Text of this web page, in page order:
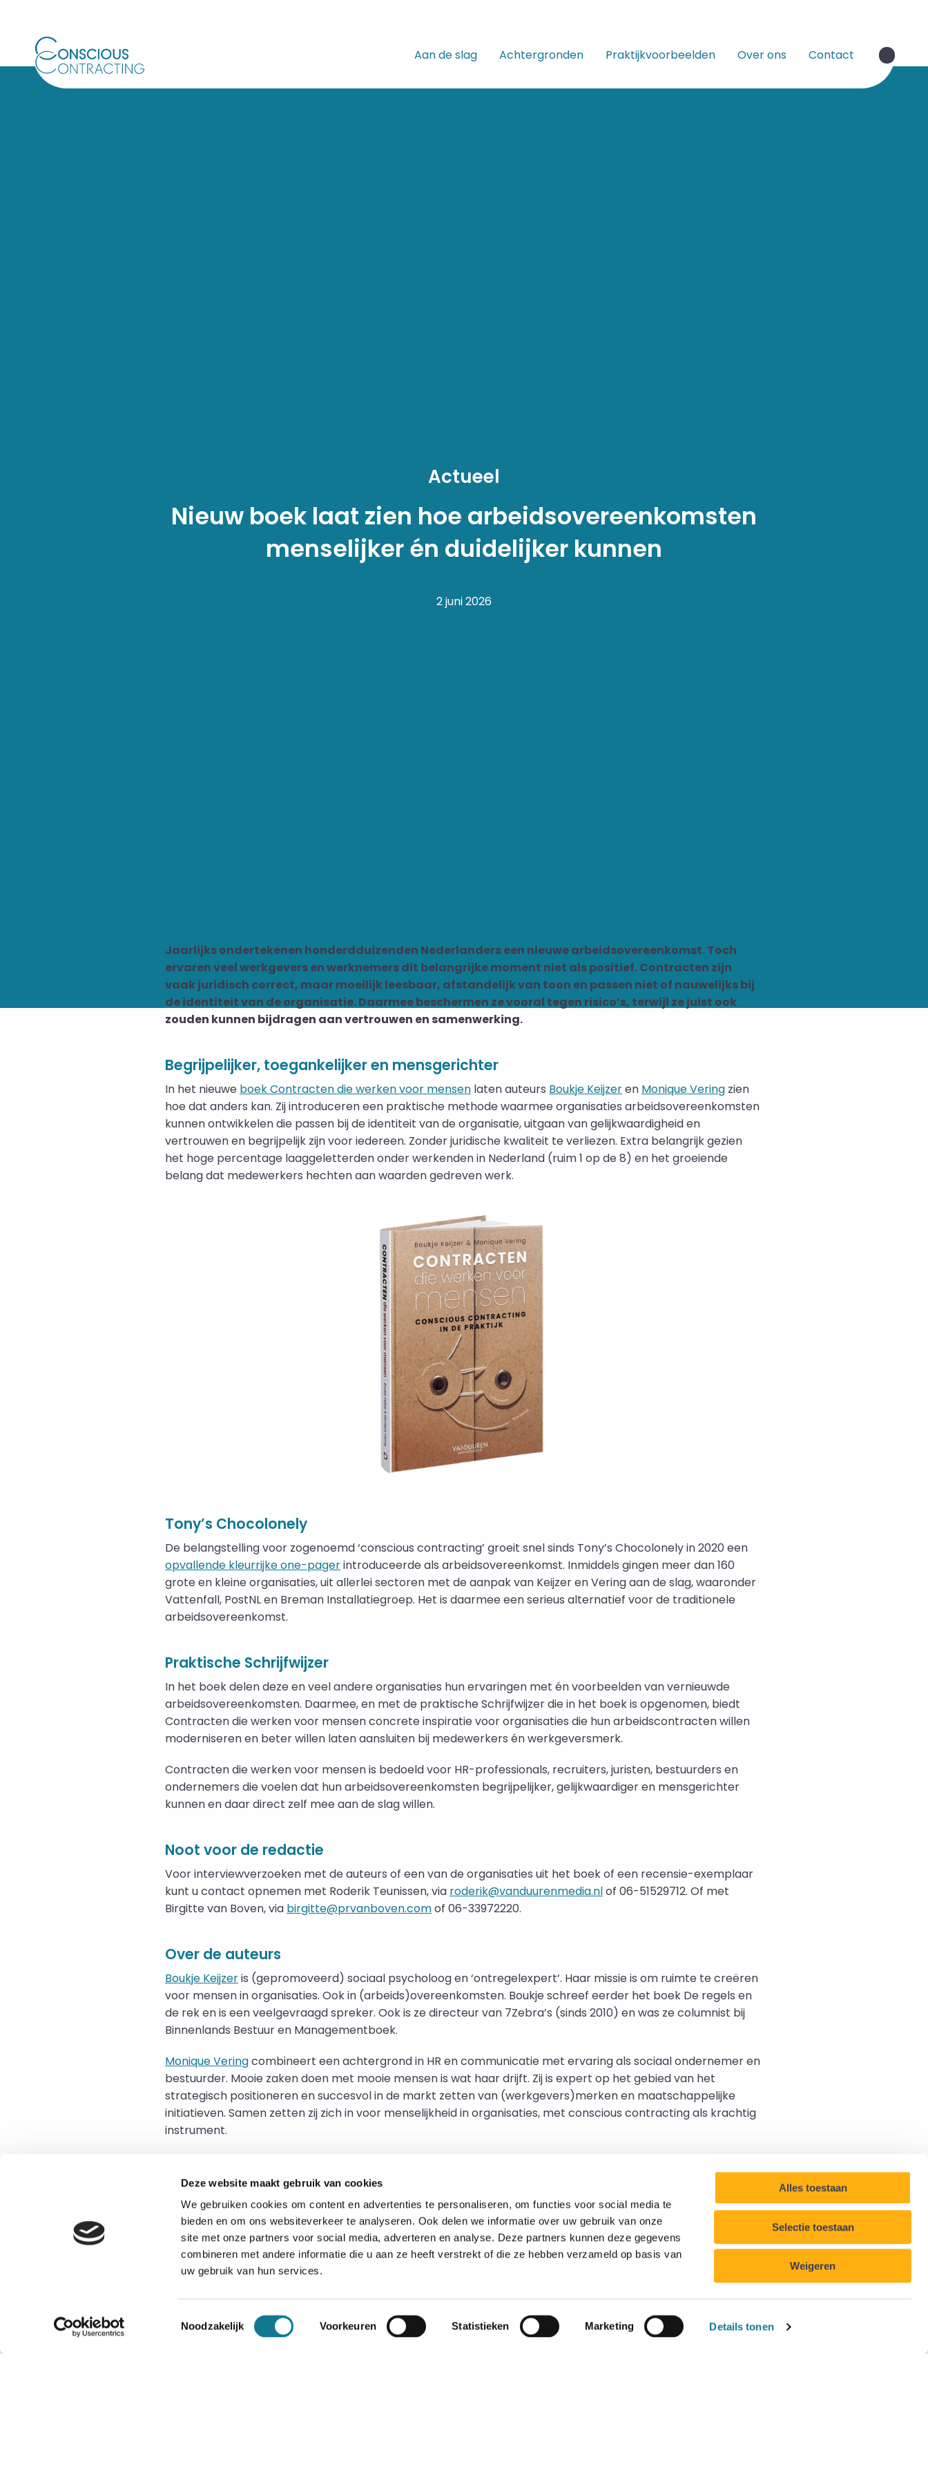
Deze website maakt gebruik van cookies
We gebruiken cookies om content en advertenties te personaliseren, om functies voor social media te
bieden en om ons websiteverkeer te analyseren. Ook delen we informatie over uw gebruik van onze
site met onze partners voor social media, adverteren en analyse. Deze partners kunnen deze gegevens
combineren met andere informatie die u aan ze heeft verstrekt of die ze hebben verzameld op basis van
uw gebruik van hun services.
Toestemmingsselectie
Noodzakelijk Voorkeuren Statistieken Marketing Details tonen
Alles toestaan
Selectie toestaan
Weigeren
Aan de slag Achtergronden Praktijkvoorbeelden Over ons Contact Zoek
knop
Actueel
Nieuw boek laat zien hoe arbeidsovereenkomsten
menselijker én duidelijker kunnen
2 juni 2026
Jaarlijks ondertekenen honderdduizenden Nederlanders een nieuwe arbeidsovereenkomst. Toch
ervaren veel werkgevers en werknemers dit belangrijke moment niet als positief. Contracten zijn
vaak juridisch correct, maar moeilijk leesbaar, afstandelijk van toon en passen niet of nauwelijks bij
de identiteit van de organisatie. Daarmee beschermen ze vooral tegen risico’s, terwijl ze juist ook
zouden kunnen bijdragen aan vertrouwen en samenwerking.
Begrijpelijker, toegankelijker en mensgerichter
In het nieuwe boek Contracten die werken voor mensen laten auteurs Boukje Keijzeren Monique Vering zien
hoe dat anders kan. Zij introduceren een praktische methode waarmee organisaties arbeidsovereenkomsten
kunnen ontwikkelen die passen bij de identiteit van de organisatie, uitgaan van gelijkwaardigheid en
vertrouwen en begrijpelijk zijn voor iedereen. Zonder juridische kwaliteit te verliezen. Extra belangrijk gezien
het hoge percentage laaggeletterden onder werkenden in Nederland (ruim 1 op de 8) en het groeiende
belang dat medewerkers hechten aan waarden gedreven werk.
Tony’s Chocolonely
De belangstelling voor zogenoemd ‘conscious contracting’ groeit snel sinds Tony’s Chocolonely in 2020 een
opvallende kleurrijke one-pagerintroduceerde als arbeidsovereenkomst. Inmiddels gingen meer dan 160
grote en kleine organisaties, uit allerlei sectoren met de aanpak van Keijzer en Vering aan de slag, waaronder
Vattenfall, PostNL en Breman Installatiegroep. Het is daarmee een serieus alternatief voor de traditionele
arbeidsovereenkomst.
Praktische Schrijfwijzer
In het boek delen deze en veel andere organisaties hun ervaringen met én voorbeelden van vernieuwde
arbeidsovereenkomsten. Daarmee, en met de praktische Schrijfwijzer die in het boek is opgenomen, biedt
Contracten die werken voor mensen concrete inspiratie voor organisaties die hun arbeidscontracten willen
moderniseren en beter willen laten aansluiten bij medewerkers én werkgeversmerk.
Contracten die werken voor mensen is bedoeld voor HR-professionals, recruiters, juristen, bestuurders en
ondernemers die voelen dat hun arbeidsovereenkomsten begrijpelijker, gelijkwaardiger en mensgerichter
kunnen en daar direct zelf mee aan de slag willen.
Noot voor de redactie
Voor interviewverzoeken met de auteurs of een van de organisaties uit het boek of een recensie-exemplaar
kunt u contact opnemen met Roderik Teunissen, via roderik@vanduurenmedia.nlof 06-51529712. Of met
Birgitte van Boven, via birgitte@prvanboven.comof 06-33972220.
Over de auteurs
Boukje Keijzeris (gepromoveerd) sociaal psycholoog en ‘ontregelexpert’. Haar missie is om ruimte te creëren
voor mensen in organisaties. Ook in (arbeids)overeenkomsten. Boukje schreef eerder het boek De regels en
de rek en is een veelgevraagd spreker. Ook is ze directeur van 7Zebra’s (sinds 2010) en was ze columnist bij
Binnenlands Bestuur en Managementboek.
Monique Veringcombineert een achtergrond in HR en communicatie met ervaring als sociaal ondernemer en
bestuurder. Mooie zaken doen met mooie mensen is wat haar drijft. Zij is expert op het gebied van het
strategisch positioneren en succesvol in de markt zetten van (werkgevers)merken en maatschappelijke
initiatieven. Samen zetten zij zich in voor menselijkheid in organisaties, met conscious contracting als krachtig
instrument.
Foundation.